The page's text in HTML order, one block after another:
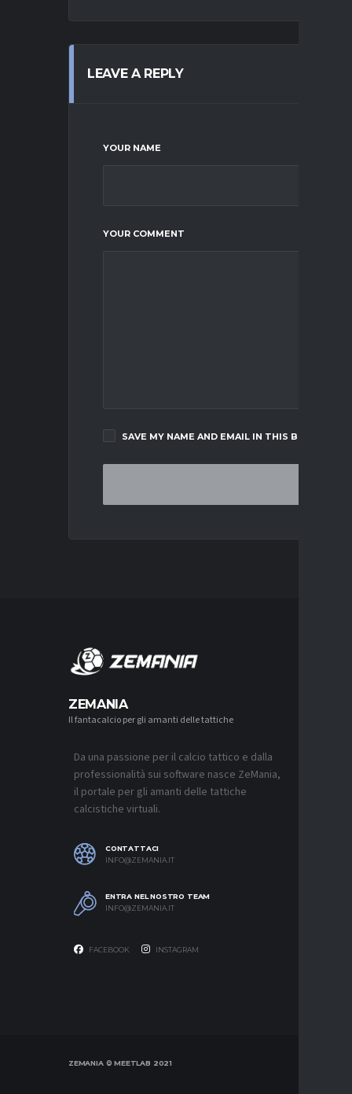
LEAVE A REPLY
YOUR NAME
YOUR COMMENT
SAVE MY NAME AND EMAIL IN THIS BROWSER
ZEMANIA
Il fantacalcio per gli amanti delle tattiche
Da una passione per il calcio tattico e dalla
professionalità sui software nasce ZeMania,
il portale per gli amanti delle tattiche
calcistiche virtuali.
CONTATTACI
INFO@ZEMANIA.IT
ENTRA NEL NOSTRO TEAM
INFO@ZEMANIA.IT
FACEBOOK INSTAGRAM
ZEMANIA © MEETLAB 2021